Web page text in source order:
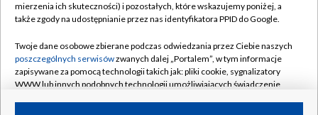
Naziemna Telewizja Cyfrowa
Rada Programowa
System NOS
Informacje o nadawcy
Pomoc
Kontakt
Kanały
mierzenia ich skuteczności) i pozostałych, które wskazujemy poniżej, a
także zgody na udostępnianie przez nas identyfikatora PPID do Google.
Twoje dane osobowe zbierane podczas odwiedzania przez Ciebie naszych
poszczególnych serwisówzwanych dalej „Portalem”, w tym informacje
zapisywane za pomocą technologii takich jak: pliki cookie, sygnalizatory
WWW lub innych podobnych technologii umożliwiających świadczenie